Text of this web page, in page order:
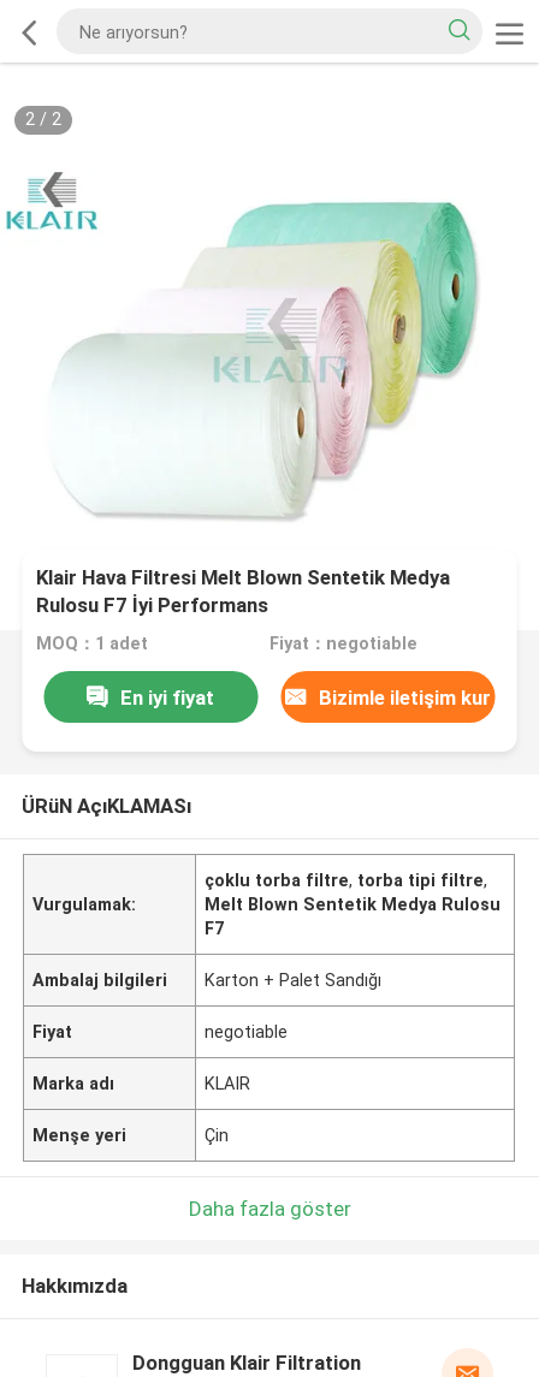
2/ 2
Klair Hava Filtresi Melt Blown Sentetik Medya
Rulosu F7 İyi Performans
MOQ：1 adet Fiyat：negotiable
En iyi fiyat Bizimle iletişim kur
ÜRüN AçıKLAMASı
Vurgulamak:
çoklu torba filtre, torba tipi filtre,
Melt Blown Sentetik Medya Rulosu
F7
Ambalaj bilgileri Karton + Palet Sandığı
Fiyat negotiable
Marka adı KLAIR
Menşe yeri Çin
Daha fazla göster
Hakkımızda
Dongguan Klair Filtration